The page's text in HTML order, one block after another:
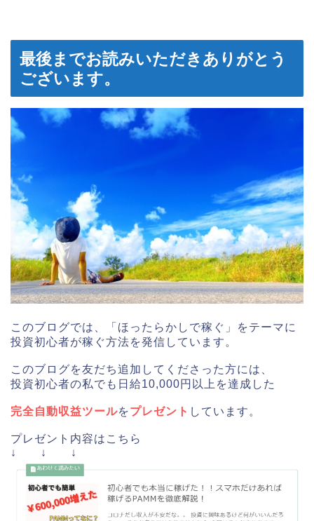
最後までお読みいただきありがとう
ございます。
このブログでは、「ほったらかしで稼ぐ」をテーマに
投資初心者が稼ぐ方法を発信しています。
このブログを友だち追加してくださった方には、
投資初心者の私でも日給10,000円以上を達成した
完全自動収益ツールをプレゼント しています。
プレゼント内容はこちら
↓ ↓ ↓